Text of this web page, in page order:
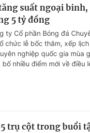
suất ngoại
5 tỷ đồng
ty Cổ phần Bóng đá
chức lễ bốc thăm, xếp
nghiệp quốc gia mùa
nhiều điểm mới về điều
trụ cột trong buổi